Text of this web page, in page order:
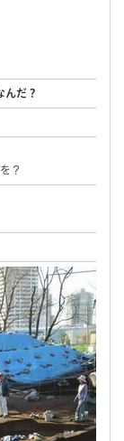
んだ？
？